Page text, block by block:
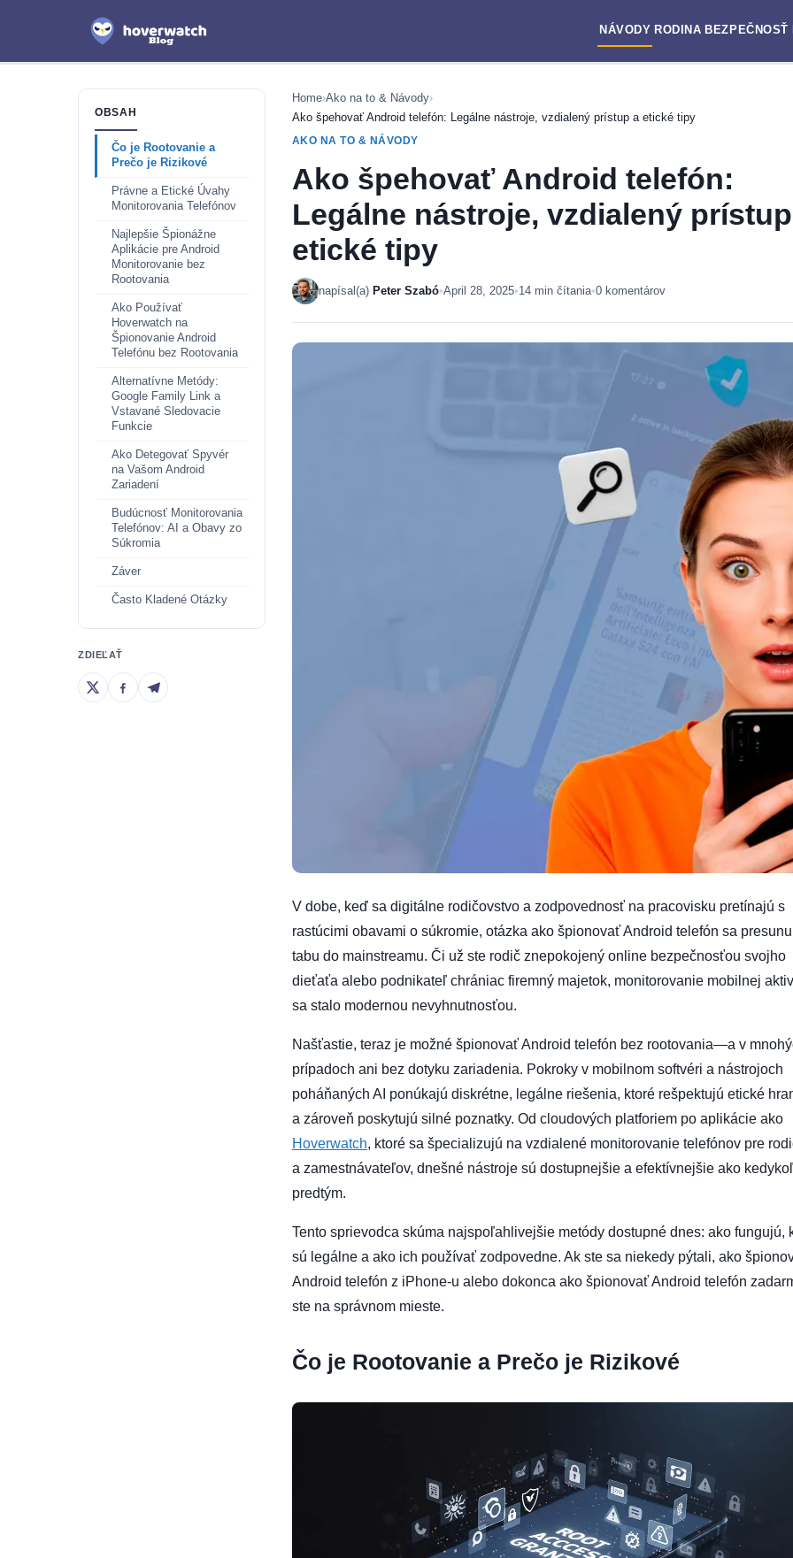
NÁVODY RODINA BEZPEČNOSŤ
OBSAH
Čo je Rootovanie a
Prečo je Rizikové
Právne a Etické Úvahy
Monitorovania Telefónov
Najlepšie Špionážne
Aplikácie pre Android
Monitorovanie bez
Rootovania
Ako Používať
Hoverwatch na
Špionovanie Android
Telefónu bez Rootovania
Alternatívne Metódy:
Google Family Link a
Vstavané Sledovacie
Funkcie
Ako Detegovať Spyvér
na Vašom Android
Zariadení
Budúcnosť Monitorovania
Telefónov: AI a Obavy zo
Súkromia
Záver
Často Kladené Otázky
ZDIEĽAŤ
Home›Ako na to & Návody›
Ako špehovať Android telefón: Legálne nástroje, vzdialený prístup a etické tipy
AKO NA TO & NÁVODY
Ako špehovať Android telefón:
Legálne nástroje, vzdialený
etické tipy
napísal(a) Peter Szabó•April 28, 2025•14 min čítania•0 komentárov
V dobe, keď sa digitálne rodičovstvo a zodpovednosť na pracovisku pretínajú s
rastúcimi obavami o súkromie, otázka ako špionovať Android telefón sa
tabu do mainstreamu. Či už ste rodič znepokojený online bezpečnosťou svojho
dieťaťa alebo podnikateľ chrániac firemný majetok, monitorovanie mobilnej
sa stalo modernou nevyhnutnosťou.
Našťastie, teraz je možné špionovať Android telefón bez rootovania—a v
prípadoch ani bez dotyku zariadenia. Pokroky v mobilnom softvéri a nástrojoch
poháňaných AI ponúkajú diskrétne, legálne riešenia, ktoré rešpektujú etické
a zároveň poskytujú silné poznatky. Od cloudových platforiem po aplikácie ako
Hoverwatch, ktoré sa špecializujú na vzdialené monitorovanie telefónov pre
a zamestnávateľov, dnešné nástroje sú dostupnejšie a efektívnejšie ako
predtým.
Tento sprievodca skúma najspoľahlivejšie metódy dostupné dnes: ako fungujú,
sú legálne a ako ich používať zodpovedne. Ak ste sa niekedy pýtali, ako
Android telefón z iPhone-u alebo dokonca ako špionovať Android telefón
ste na správnom mieste.
Čo je Rootovanie a Prečo je Rizikové